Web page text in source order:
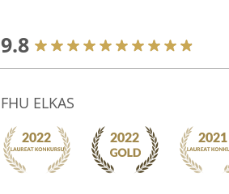
9.8
FHU ELKAS